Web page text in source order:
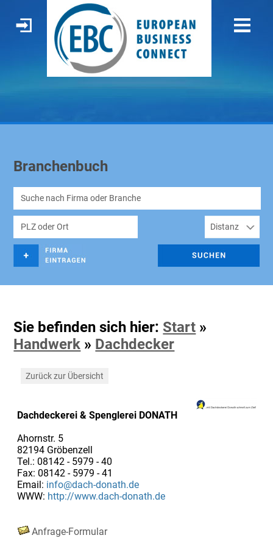
Branchenbuch
Sie befinden sich hier: Start »
Handwerk » Dachdecker
Zurück zur Übersicht
Dachdeckerei & Spenglerei DONATH
Ahornstr. 5
82194 Gröbenzell
Tel.: 08142 - 5979 - 40
Fax: 08142 - 5979 - 41
Email: info@dach-donath.de
WWW: http://www.dach-donath.de
Anfrage-Formular